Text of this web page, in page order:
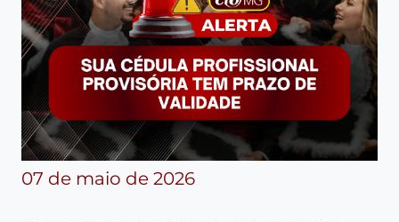
07 de maio de 2026